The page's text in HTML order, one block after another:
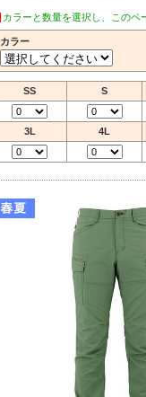
カラーと数量を選択し、このペ
カラー
SS S
3L 4L